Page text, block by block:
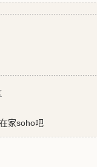
家soho吧